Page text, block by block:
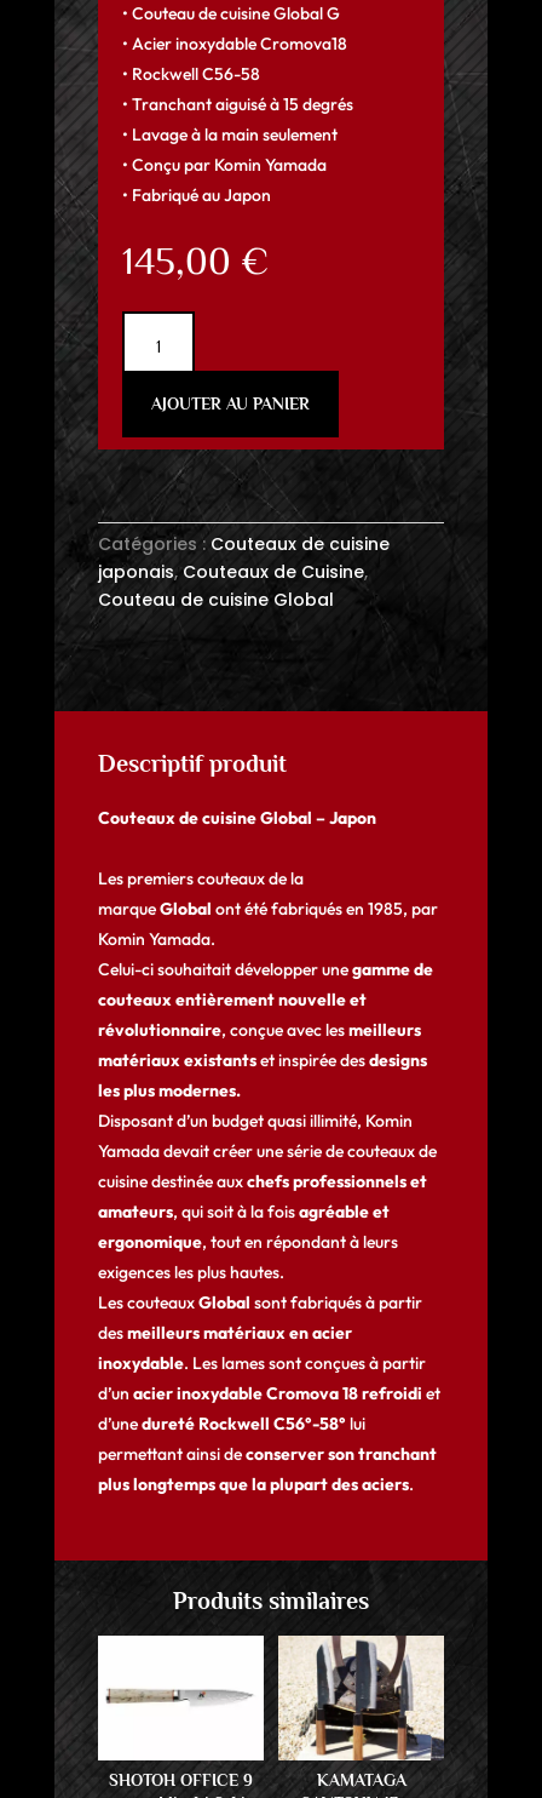
• Couteau de cuisine Global G
• Acier inoxydable Cromova18
• Rockwell C56-58
• Tranchant aiguisé à 15 degrés
• Lavage à la main seulement
• Conçu par Komin Yamada
• Fabriqué au Japon
145,00 €
Chef
G2
20cm
AJOUTER AU PANIER
Catégories : Couteaux de cuisine
japonais,Couteaux de Cuisine,
Couteau de cuisine Global
Descriptif produit
Couteaux de cuisine Global – Japon
Les premiers couteaux de la
marqueGlobal ont été fabriqués en 1985, par
Komin Yamada.
Celui-ci souhaitait développer unegamme de
couteaux entièrement nouvelle et
révolutionnaire, conçue avec lesmeilleurs
matériaux existantset inspirée desdesigns
les plus modernes.
Disposant d’un budget quasi illimité, Komin
Yamada devait créer une série de couteaux de
cuisine destinée auxchefs professionnels et
amateurs, qui soit à la foisagréable et
ergonomique, tout en répondant à leurs
exigences les plus hautes.
Les couteauxGlobal sont fabriqués à partir
desmeilleurs matériaux en acier
inoxydable. Les lames sont conçues à partir
d’un acier inoxydable Cromova 18 refroidi et
d’unedureté Rockwell C56°-58° lui
permettant ainsi deconserver son tranchant
plus longtemps que la plupart des aciers.
Produits similaires
SHOTOH OFFICE 9
KAMATAGA